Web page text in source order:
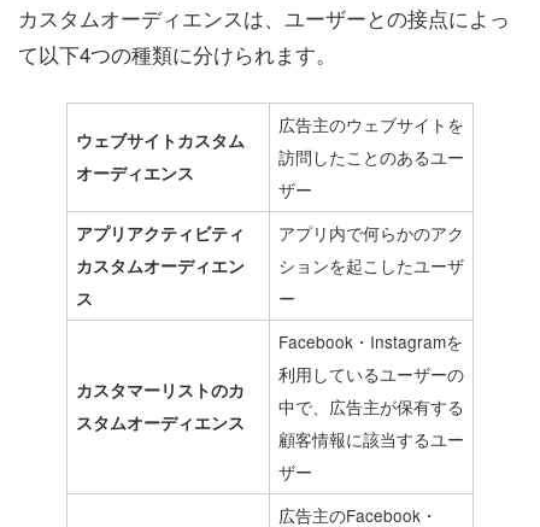
カスタムオーディエンスは、ユーザーとの接点によっ
て以下4つの種類に分けられます。
ウェブサイトカスタム
オーディエンス
広告主のウェブサイトを
訪問したことのあるユー
ザー
アプリアクティビティ
カスタムオーディエン
ス
アプリ内で何らかのアク
ションを起こしたユーザ
ー
カスタマーリストのカ
スタムオーディエンス
Facebook・Instagramを
利用しているユーザーの
中で、広告主が保有する
顧客情報に該当するユー
ザー
広告主のFacebook・